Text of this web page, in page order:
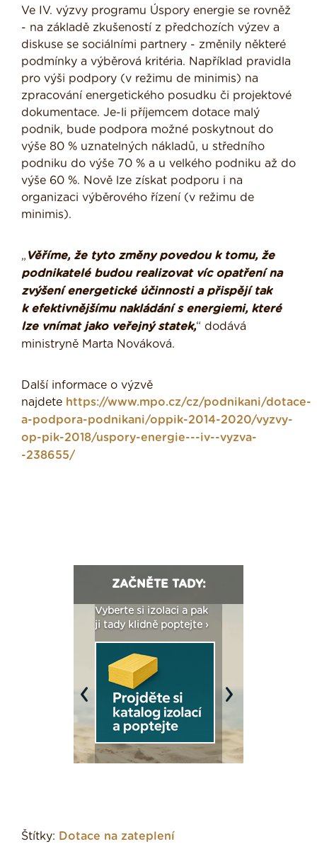
Ve IV. výzvy programu Úspory energie se rovněž
- na základě zkušeností z předchozích výzev a
diskuse se sociálními partnery - změnily některé
podmínky a výběrová kritéria. Například pravidla
pro výši podpory (v režimu de minimis) na
zpracování energetického posudku či projektové
dokumentace. Je-li příjemcem dotace malý
podnik, bude podpora možné poskytnout do
výše 80 % uznatelných nákladů, u středního
podniku do výše 70 % a u velkého podniku až do
výše 60 %. Nově lze získat podporu i na
organizaci výběrového řízení (v režimu de
minimis).
„ Věříme, že tyto změny povedou k tomu, že
podnikatelé budou realizovat víc opatření na
zvýšení energetické účinnosti a přispějí tak
k efektivnějšímu nakládání s energiemi, které
lze vnímat jako veřejný statek,“ dodává
ministryně Marta Nováková.
Další informace o výzvě
najdete https://www.mpo.cz/cz/podnikani/dotace-
a-podpora-podnikani/oppik-2014-2020/vyzvy-
op-pik-2018/uspory-energie---iv--vyzva-
-238655/
ZAČNĚTE TADY:
Vyberte si izolaci a pak
ji tady klidně poptejte ›
Previous Next
Štítky: Dotace na zateplení